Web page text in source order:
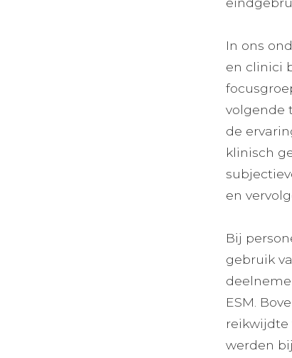
In ons
en clinici
volgende
de
klinisch
en
Bij
gebruik
ESM.
reikwijdte
werden